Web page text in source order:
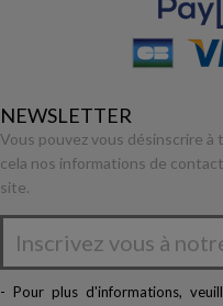
NEWSLETTER
Vous pouvez vous désinscrire
cela nos informations de
site.
- Pour plus d'informations,